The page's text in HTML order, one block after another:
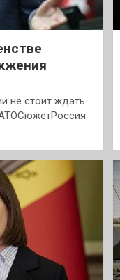
не стоит ждать